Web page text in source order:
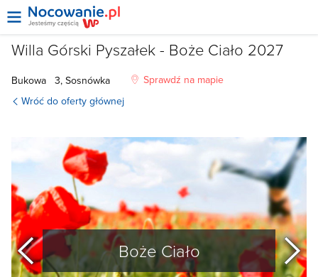
Willa Górski Pyszałek - Boże Ciało 2027
Bukowa 3, Sosnówka
Sprawdź na mapie
Wróć do oferty głównej
poprzedni
Boże Ciało